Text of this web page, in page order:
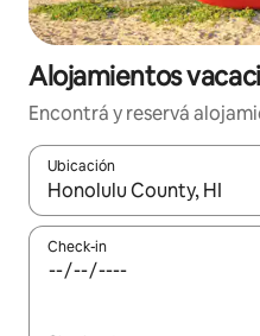
Alojamientos
Encontrá y reservá
Ubicación
Cuando los resultados
Check-in